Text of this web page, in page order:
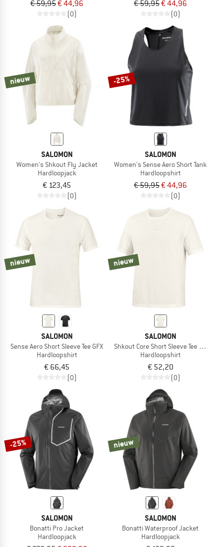
€ 59,95€ 44,96
(0)
€ 59,95€ 44,96
(0)
nieuw
SALOMON
Women's Shkout Fly Jacket
Hardloopjack
€ 123,45
(0)
-25%
SALOMON
Women's Sense Aero Short Tank
Hardloopshirt
€ 59,95€ 44,96
(0)
nieuw
SALOMON
Sense Aero Short Sleeve Tee GFX
Hardloopshirt
€ 66,45
(0)
nieuw
SALOMON
Shkout Core Short Sleeve Tee GFX
Hardloopshirt
€ 52,20
(0)
-25%
SALOMON
Bonatti Pro Jacket
Hardloopjack
nieuw
SALOMON
Bonatti Waterproof Jacket
Hardloopjack